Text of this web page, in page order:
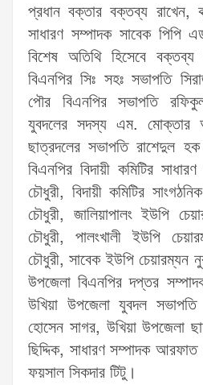
প্রধান বক্তার বক্তব্য রাখেন,
সাধারণ সম্পাদক সাবেক পিপি
বিশেষ অতিথি হিসেবে বক্তব্য
বিএনপির সিঃ সহঃ সভাপতি
পৌর বিএনপির সভাপতি
যুবদলের সদস্য এম. মোক্তার
ছাত্রদলের সভাপতি রাশেদুল
বিএনপির বিদায়ী কমিটির
চৌধুরী, বিদায়ী কমিটির
চৌধুরী, জালিয়াপালং ইউপি
চৌধুরী, পালংখালী ইউপি
চৌধুরী, সাবেক ইউপি চেয়ারম্যন
উপজেলা বিএনপির দপ্তর
উখিয়া উপজেলা যুবদল
হোসেন সাগর, উখিয়া উপজেলা
ছিদ্দিক, সাধারণ সম্পাদক
ফয়সাল সিকদার টিটু।